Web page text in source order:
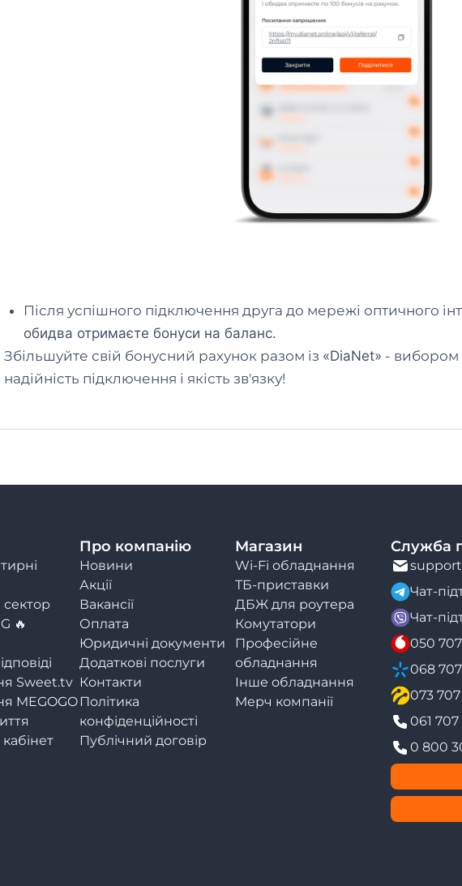
Після успішного підключення друга до мережі оптичного
обидва отримаєте бонуси на баланс.
Збільшуйте свій бонусний рахунок разом із «DiaNet» - вибором
надійність підключення і якість зв'язку!
🔥
Sweet.tv
MEGOGO
Про компанію
Новини
Акції
Вакансії
Оплата
Юридичні документи
Додаткові послуги
Контакти
Політика
конфіденційності
Публічний договір
Магазин
Wi-Fi обладнання
ТБ-приставки
ДБЖ для роутера
Комутатори
Професійне
обладнання
Інше обладнання
Мерч компанії
Служба
Чат-
Чат-
050 707
068 707
073 707
061 707
0 800